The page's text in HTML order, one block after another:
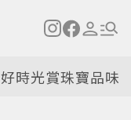
好時光賞珠寶品味